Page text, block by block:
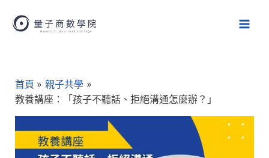
首頁
親子共學
教養講座：「孩子不聽話、拒絕溝通怎麼辦？」